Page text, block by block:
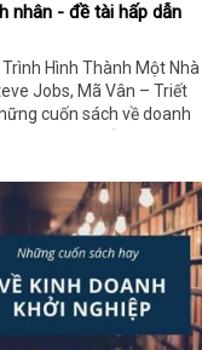
nhân - đề tài hấp dẫn
Hình Thành Một Nhà
Jobs, Mã Vân – Triết
cuốn sách về doanh
mình bạn nhé!